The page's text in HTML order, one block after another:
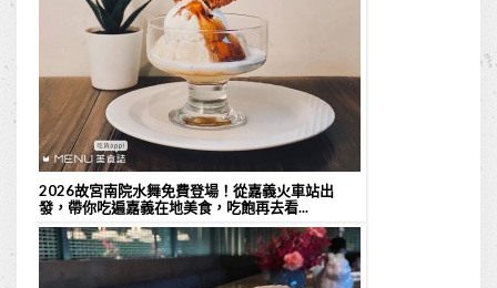
2026故宮南院水舞免費登場！從嘉義火車站出
發，帶你吃遍嘉義在地美食，吃飽再去看...